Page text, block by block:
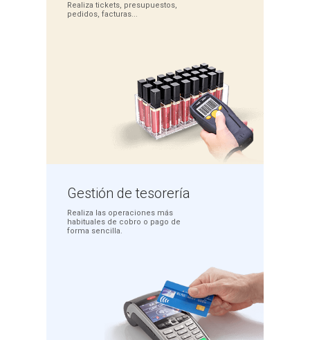
Realiza tickets, presupuestos,
pedidos, facturas...
Gestiónde tesorería
Realiza las operaciones más
habituales de cobro o pago de
forma sencilla.